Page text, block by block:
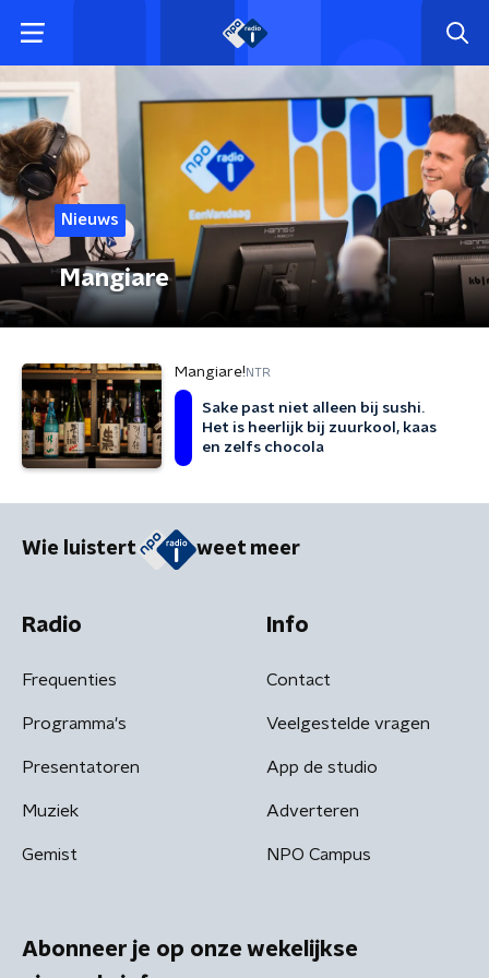
Nieuws
Mangiare
Mangiare! NTR
Sake past niet alleen bij sushi.
Het is heerlijk bij zuurkool, kaas
en zelfs chocola
Wie luistert weet meer
Radio
Frequenties
Programma's
Presentatoren
Muziek
Gemist
Info
Contact
Veelgestelde vragen
App de studio
Adverteren
NPO Campus
Abonneer je op onze wekelijkse